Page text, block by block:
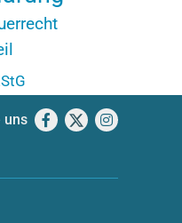
uns Facebook
X Instagram